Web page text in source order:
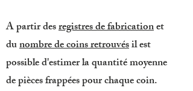
A partir desregistres de fabricationet
dunombre de coins retrouvésil est
possible d'estimer la quantité moyenne
de pièces frappées pour chaque coin.